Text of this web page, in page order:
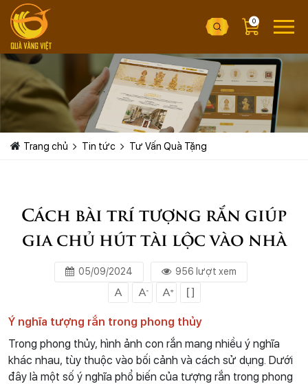
0
Trang chủ Tin tức Tư Vấn Quà Tặng
Cách bài trí tượng rắn giúp
gia chủ hút tài lộc vào nhà
05/09/2024 956 lượt xem
Ý nghĩa tượng rắn trong phong thủy
Trong phong thủy, hình ảnh con rắn mang nhiều ý nghĩa
khác nhau, tùy thuộc vào bối cảnh và cách sử dụng. Dưới
đây là một số ý nghĩa phổ biến của tượng rắn trong phong